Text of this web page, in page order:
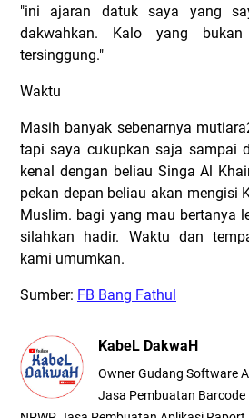
"ini ajaran datuk saya yang
dakwahkan. Kalo yang
tersinggung."
Waktu
Masih banyak sebenarnya
tapi saya cukupkan saja sampai
kenal dengan beliau Singa Al
pekan depan beliau akan mengisi
Muslim. bagi yang mau bertanya
silahkan hadir. Waktu dan
kami umumkan.
Sumber: FB Bang Fathul
KabeL DakwaH
Owner Gudang Software
Jasa Pembuatan